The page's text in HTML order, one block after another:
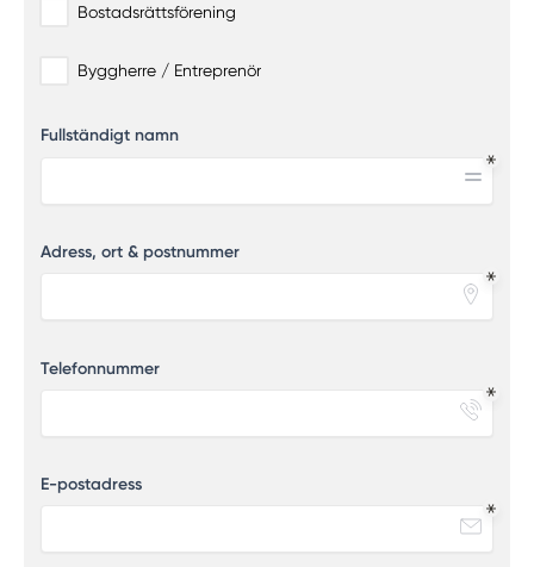
Bostadsrättsförening
Byggherre / Entreprenör
Fullständigt namn
Adress, ort & postnummer
Telefonnummer
E-postadress